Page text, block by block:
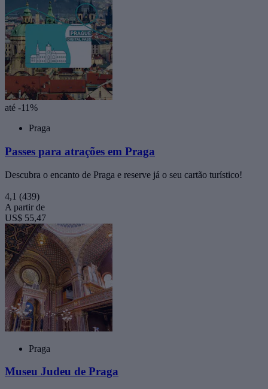
até -11%
Praga
Passes para atrações em Praga
Descubra o encanto de Praga e reserve já o seu cartão turístico!
4,1 (439)
A partir de
US$ 55,47
Praga
Museu Judeu de Praga